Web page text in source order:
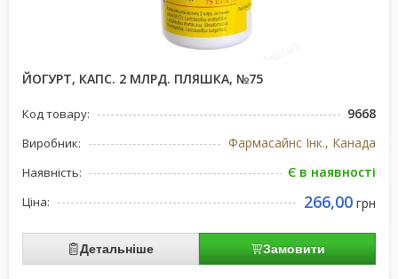
ЙОГУРТ, КАПС. 2 МЛРД. ПЛЯШКА, №75
Код товару: 9668
Виробник: Фармасайнс Інк., Канада
Наявність: Є в наявності
Ціна: 266,00 грн
Детальніше Замовити